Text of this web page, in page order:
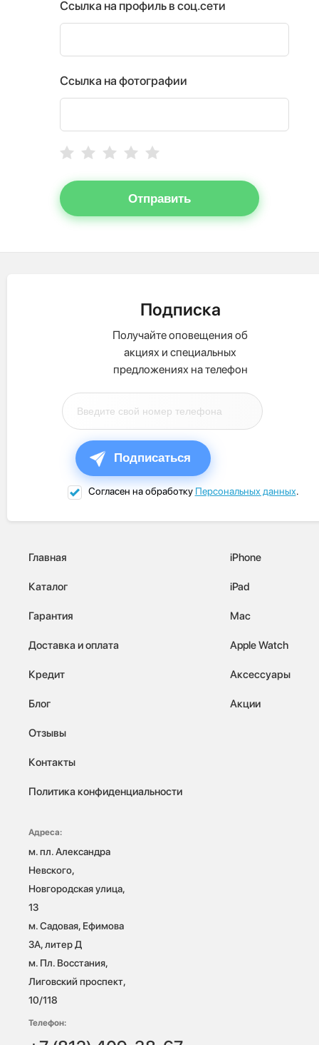
Ссылка на профиль в соц.сети
Ссылка на фотографии
Отправить
Подписка
Получайте оповещения об
акциях и специальных
предложениях на телефон
Подписаться
Согласен на обработку Персональных данных.
Главная
Каталог
Гарантия
Доставка и оплата
Кредит
Блог
Отзывы
Контакты
Политика конфиденциальности
iPhone
iPad
Mac
Apple Watch
Аксессуары
Акции
Адреса:
м. пл. Александра
Невского,
Новгородская улица,
13
м. Садовая, Ефимова
3А, литер Д
м. Пл. Восстания,
Лиговский проспект,
10/118
Телефон: